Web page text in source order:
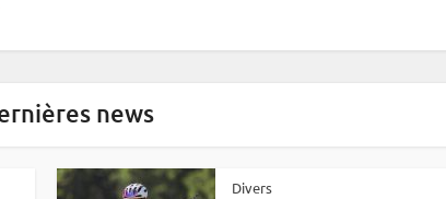
news
Divers